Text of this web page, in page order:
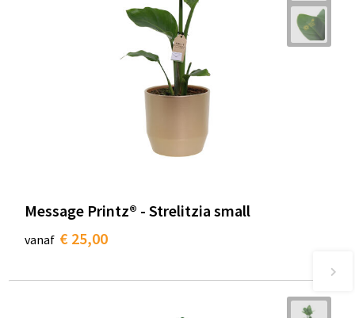
Message Printz® - Strelitzia small
vanaf € 25,00